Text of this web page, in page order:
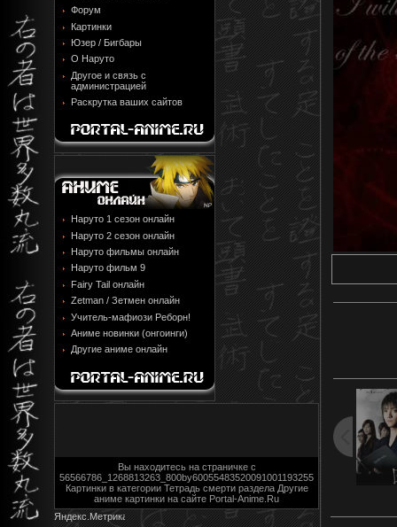
Форум
Картинки
Юзер / Бигбары
О Наруто
Другое и связь с
администрацией
Раскрутка ваших сайтов
Наруто 1 сезон онлайн
Наруто 2 сезон онлайн
Наруто фильмы онлайн
Наруто фильм 9
Fairy Tail онлайн
Zetman / Зетмен онлайн
Учитель-мафиози Реборн!
Аниме новинки (онгоинги)
Другие аниме онлайн
Вы находитесь на страничке с
56566786_1268813263_800by60055483520091001193255
Картинки в категории Тетрадь смерти раздела Другие
аниме картинки на сайте Portal-Anime.Ru